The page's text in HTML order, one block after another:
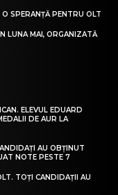
SPERANȚĂ PENTRU OLT
LUNA MAI, ORGANIZATĂ
ELEVUL EDUARD
DE AUR LA
AU OBȚINUT
NOTE PESTE 7
TOȚI CANDIDAȚII AU